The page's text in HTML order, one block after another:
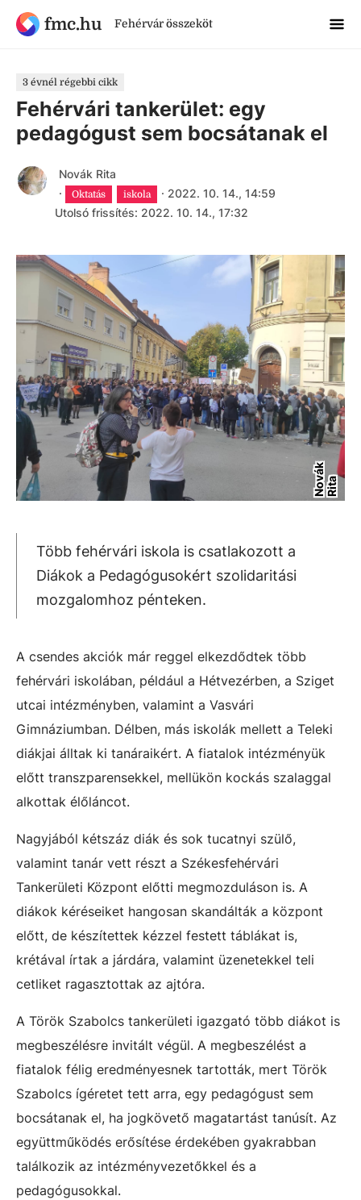
fmc.hu Fehérvár összeköt
3 évnél régebbi cikk
Fehérvári tankerület: egy
pedagógust sem bocsátanak el
Novák Rita
·
Oktatás iskola · 2022. 10. 14., 14:59
Utolsó frissítés: 2022. 10. 14., 17:32
N
ov
á
k
R
i
ta
Több fehérvári iskola is csatlakozott a
Diákok a Pedagógusokért szolidaritási
mozgalomhoz pénteken.
A csendes akciók már reggel elkezdődtek több
fehérvári iskolában, például a Hétvezérben, a Sziget
utcai intézményben, valamint a Vasvári
Gimnáziumban. Délben, más iskolák mellett a Teleki
diákjai álltak ki tanáraikért. A fiatalok intézményük
előtt transzparensekkel, mellükön kockás szalaggal
alkottak élőláncot.
Nagyjából kétszáz diák és sok tucatnyi szülő,
valamint tanár vett részt a Székesfehérvári
Tankerületi Központ előtti megmozduláson is. A
diákok kéréseiket hangosan skandálták a központ
előtt, de készítettek kézzel festett táblákat is,
krétával írtak a járdára, valamint üzenetekkel teli
cetliket ragasztottak az ajtóra.
A Török Szabolcs tankerületi igazgató több diákot is
megbeszélésre invitált végül. A megbeszélést a
fiatalok félig eredményesnek tartották, mert Török
Szabolcs ígéretet tett arra, egy pedagógust sem
bocsátanak el, ha jogkövető magatartást tanúsít. Az
együttműködés erősítése érdekében gyakrabban
találkozik az intézményvezetőkkel és a
pedagógusokkal.